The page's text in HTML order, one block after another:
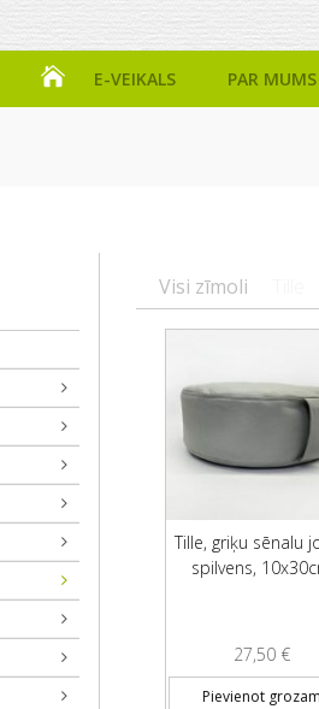
E-VEIKALS PAR MUMS
Visi zīmoli
Tille, griķu sēnalu
spilvens,
27,50 €
Pievienot grozam